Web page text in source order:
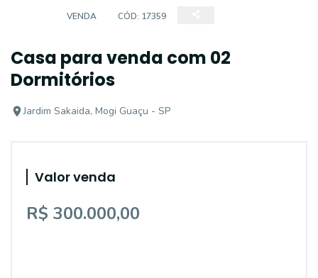
VENDA CÓD: 17359
Casa para venda com 02
Dormitórios
Jardim Sakaida, Mogi Guaçu - SP
Valor venda
R$ 300.000,00